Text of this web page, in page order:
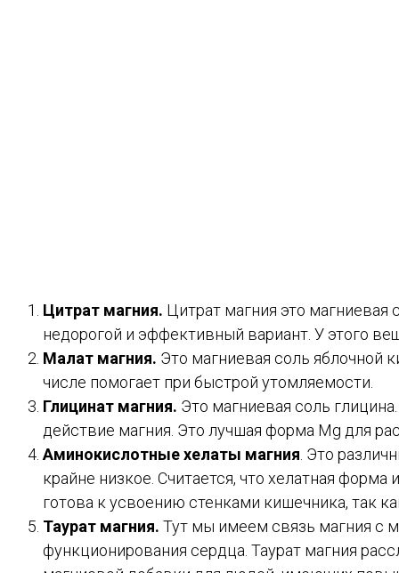
Цитрат магния. Цитрат магния это
недорогой и эффективный вариант. У этого
Малат магния. Это магниевая соль яблочной
числе помогает при быстрой утомляемости.
Глицинат магния. Это магниевая соль
действие магния. Это лучшая форма Mg для
Аминокислотные хелаты магния . Это
крайне низкое. Считается, что хелатная
готова к усвоению стенками кишечника, так
Таурат магния. Тут мы имеем связь магния с
функционирования сердца. Таурат магния